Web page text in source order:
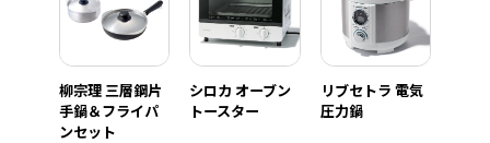
柳宗理 三層鋼片
手鍋＆フライパ
ンセット
シロカ オーブン
トースター
リブセトラ 電気
圧力鍋